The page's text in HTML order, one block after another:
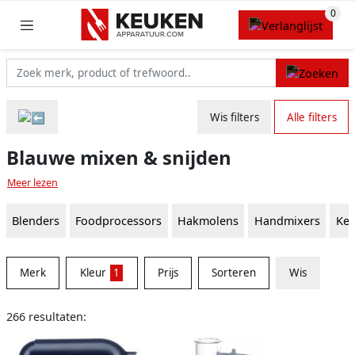
Wis filters Alle filters
Blauwe mixen & snijden
Meer lezen
Blenders Foodprocessors Hakmolens Handmixers
Merk Kleur 1 Prijs Sorteren Wis
266 resultaten: